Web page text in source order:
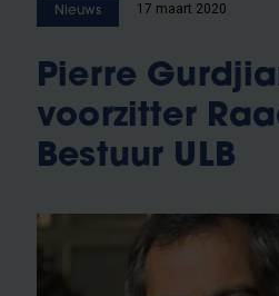
Nieuws 17 maart 2020
Pierre
voorzitter
Bestuur ULB